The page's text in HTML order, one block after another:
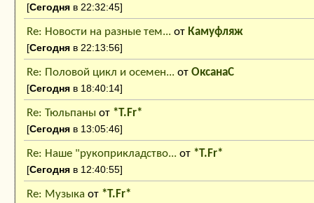
[Сегодня в 22:32:45]
Re: Новости на разные тем... от Камуфляж
[Сегодня в 22:13:56]
Re: Половой цикл и осемен... от ОксанаC
[Сегодня в 18:40:14]
Re: Тюльпаны от *Т.Fr*
[Сегодня в 13:05:46]
Re: Наше "рукоприкладство... от *Т.Fr*
[Сегодня в 12:40:55]
Re: Музыка от *Т.Fr*